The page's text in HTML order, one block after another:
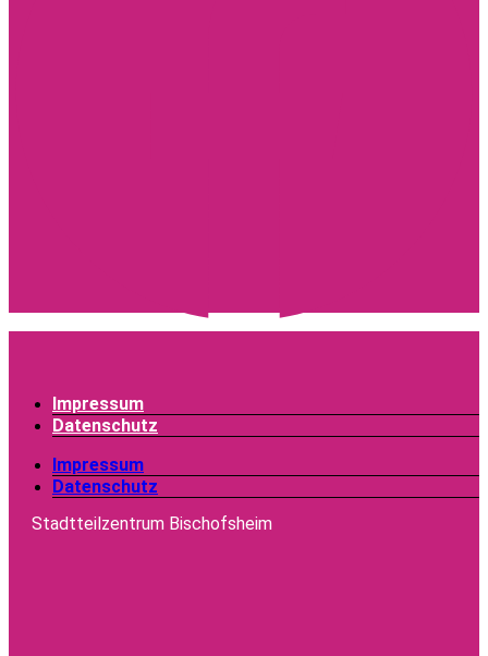
Impressum
Datenschutz
Impressum
Datenschutz
Stadtteilzentrum Bischofsheim